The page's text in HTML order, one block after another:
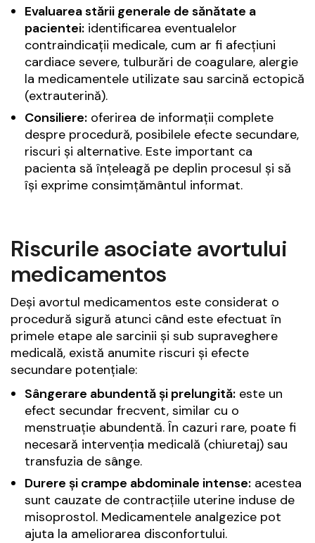
Evaluarea stării generale de sănătate a
pacientei: identificarea eventualelor
contraindicații medicale, cum ar fi afecțiuni
cardiace severe, tulburări de coagulare, alergie
la medicamentele utilizate sau sarcină ectopică
(extrauterină).
Consiliere: oferirea de informații complete
despre procedură, posibilele efecte secundare,
riscuri și alternative. Este important ca
pacienta să înțeleagă pe deplin procesul și să
își exprime consimțământul informat.
Riscurile asociate avortului
medicamentos
Deși avortul medicamentos este considerat o
procedură sigură atunci când este efectuat în
primele etape ale sarcinii și sub supraveghere
medicală, există anumite riscuri și efecte
secundare potențiale:
Sângerare abundentă și prelungită: este un
efect secundar frecvent, similar cu o
menstruație abundentă. În cazuri rare, poate fi
necesară intervenția medicală (chiuretaj) sau
transfuzia de sânge.
Durere și crampe abdominale intense: acestea
sunt cauzate de contracțiile uterine induse de
misoprostol. Medicamentele analgezice pot
ajuta la ameliorarea disconfortului.